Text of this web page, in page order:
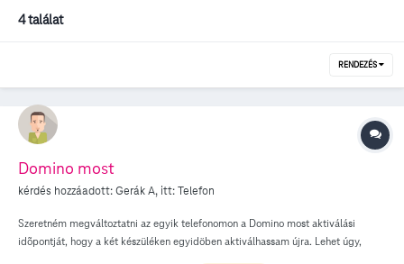
4 találat
RENDEZÉS
Domino most
kérdés hozzáadott:Gerák A, itt:Telefon
Szeretném megváltoztatni az egyik telefonomon a Domino most aktiválási
idõpontját, hogy a két készüléken egyidöben aktiválhassam újra. Lehet úgy,